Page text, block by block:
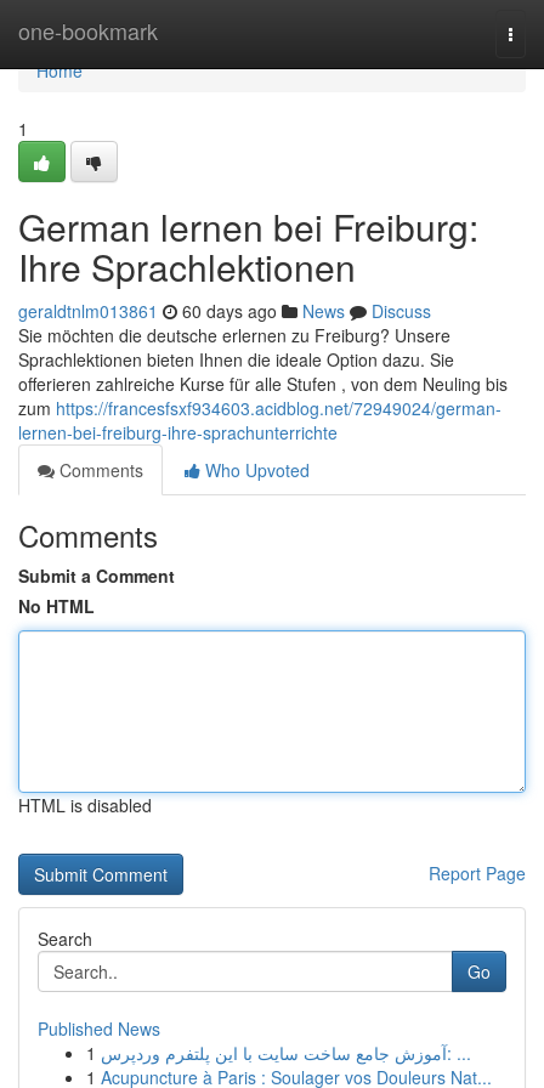
one-bookmark
Home
Home
1
German lernen bei Freiburg:
Ihre Sprachlektionen
geraldtnlm013861 60 days ago News
Discuss
Sie möchten die deutsche erlernen zu Freiburg? Unsere
Sprachlektionen bieten Ihnen die ideale Option dazu. Sie
offerieren zahlreiche Kurse für alle Stufen , von dem Neuling bis
zum https://francesfsxf934603.acidblog.net/72949024/german-
lernen-bei-freiburg-ihre-sprachunterrichte
Comments
Who Upvoted
Comments
Submit a Comment
No HTML
HTML is disabled
Report Page
Search
Go
Published News
1
آموزش جامع ساخت سایت با این پلتفرم وردپرس: ...
1 Acupuncture à Paris : Soulager vos Douleurs Nat...